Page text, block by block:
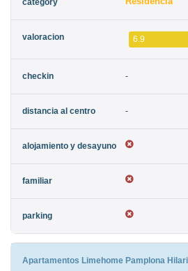
6.9
-
-
Apartamentos Limehome Pamplona